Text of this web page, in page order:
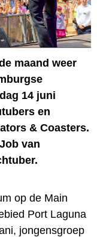
maand weer
14 juni
en
& Coasters.
van
op de Main
Port Laguna
jongensgroep